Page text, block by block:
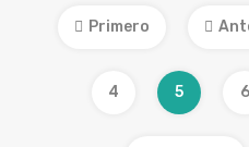
Primero
4 5 6